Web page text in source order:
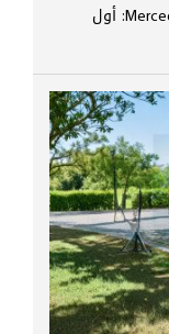
Mercedes-Maybach SL 680 Monogram Series: أول